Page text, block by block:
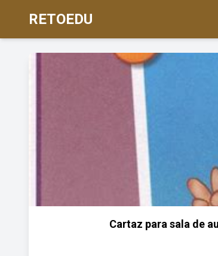
RETOEDU
Cartaz para sala de